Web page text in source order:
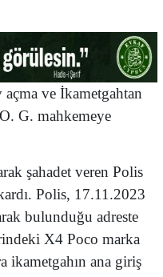
ve İkametgahtan
G. mahkemeye
şahadet veren Polis
Polis, 17.11.2023
bulunduğu adreste
X4 Poco marka
ikametgahın ana giriş